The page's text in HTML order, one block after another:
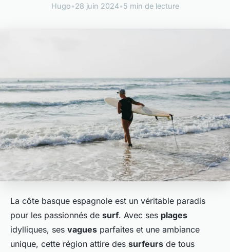
Hugo•28 juin 2024•5 min de lecture
La côte basque espagnole est un véritable paradis
pour les passionnés de surf. Avec ses plages
idylliques, ses vagues parfaites et une ambiance
unique, cette région attire des surfeurs de tous